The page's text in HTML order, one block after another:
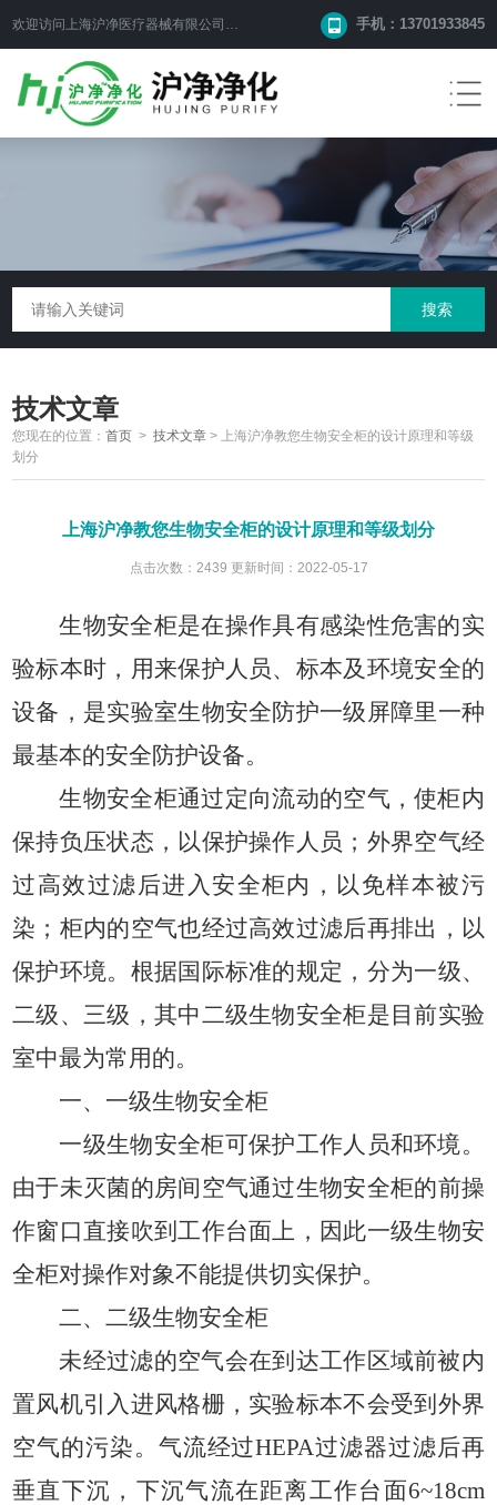
欢迎访问上海沪净医疗器械有限公司网站！ 手机：13701933845
技术文章
您现在的位置：首页 >技术文章 >
上海沪净教您生物安全柜的设计原理和等级
划分
上海沪净教您生物安全柜的设计原理和等级划分
点击次数：2439 更新时间：2022-05-17
生物安全柜是在操作具有感染性危害的实
验标本时，用来保护人员、标本及环境安全的
设备，是实验室生物安全防护一级屏障里一种
最基本的安全防护设备。
生物安全柜通过定向流动的空气，使柜内
保持负压状态，以保护操作人员；外界空气经
过高效过滤后进入安全柜内，以免样本被污
染；柜内的空气也经过高效过滤后再排出，以
保护环境。根据国际标准的规定，分为一级、
二级、三级，其中二级生物安全柜是目前实验
室中最为常用的。
一、一级生物安全柜
一级生物安全柜可保护工作人员和环境。
由于未灭菌的房间空气通过生物安全柜的前操
作窗口直接吹到工作台面上，因此一级生物安
全柜对操作对象不能提供切实保护。
二、二级生物安全柜
未经过滤的空气会在到达工作区域前被内
置风机引入进风格栅，实验标本不会受到外界
空气的污染。气流经过HEPA过滤器过滤后再
垂直下沉，下沉气流在距离工作台面6~18cm